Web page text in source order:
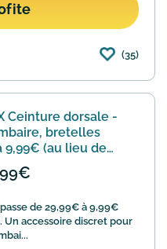
(35)
Ceinture dorsale -
bretelles
9,99€ (au lieu de
de 29,99€ à 9,99€
Un accessoire discret pour